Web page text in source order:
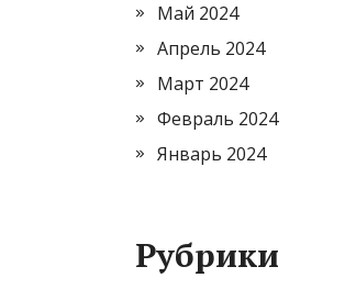
Май 2024
Апрель 2024
Март 2024
Февраль 2024
Январь 2024
Рубрики